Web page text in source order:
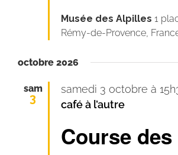
Musée des Alpilles1
Rémy-de-Provence,
octobre 2026
sam
3
Course
samedi 3 octobre à
café à l’autre